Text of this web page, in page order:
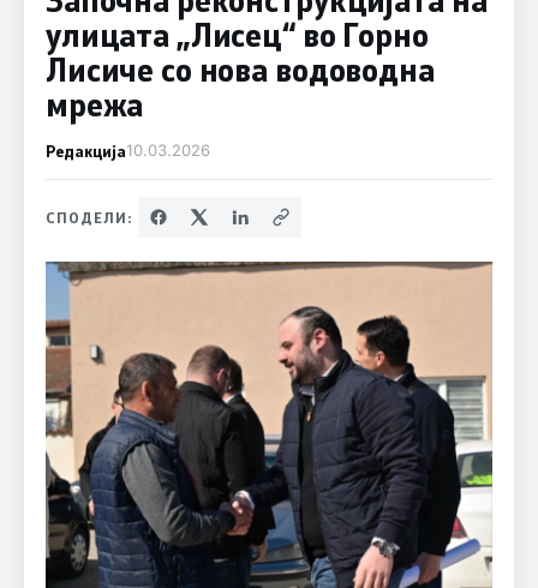
улицата „Лисец“ во Горно
Лисиче со нова водоводна
мрежа
Редакција10.03.2026
СПОДЕЛИ: